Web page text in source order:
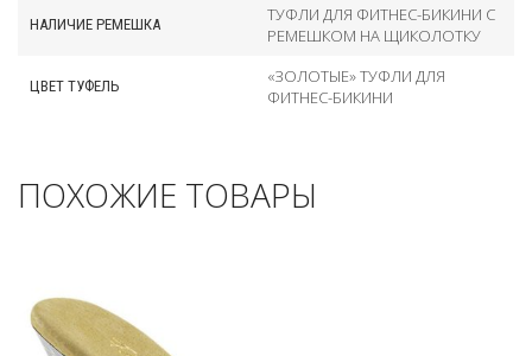
НАЛИЧИЕ РЕМЕШКА
ТУФЛИ ДЛЯ ФИТНЕС-БИКИНИ С
РЕМЕШКОМ НА ЩИКОЛОТКУ
ЦВЕТ ТУФЕЛЬ
«ЗОЛОТЫЕ» ТУФЛИ ДЛЯ
ФИТНЕС-БИКИНИ
ПОХОЖИЕ ТОВАРЫ